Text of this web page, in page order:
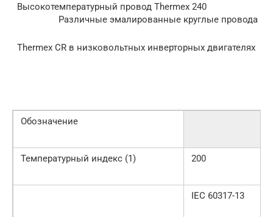
Высокотемпературный провод Thermex 240
Различные эмалированные круглые провода
Thermex CR в низковольтных инверторных двигателях
Обозначение
Температурный индекс (1) 200
IEC 60317-13